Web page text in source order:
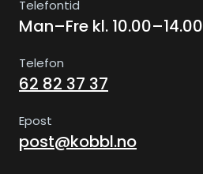
Telefontid
Man–Fre kl. 10.00–14.00
Telefon
62 82 37 37
Epost
post@kobbl.no